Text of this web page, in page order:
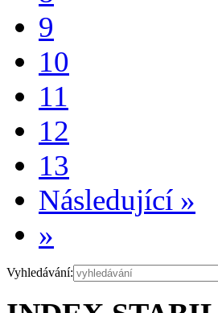
9
10
11
12
13
Následující »
»
Vyhledávání: